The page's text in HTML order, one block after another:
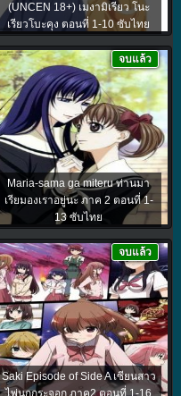
(UNCEN 18+) เมงามิเรียว โนะ
เรียวโบะคุง ตอนที่ 1-10 ซับไทย
Maria-sama ga miteru ท่านมา
เรียมองเราอยู่นะ ภาค 2 ตอนที่ 1-
13 ซับไทย
จบแล้ว
Saki Episode of Side A เซียนสาว
จบแล้ว